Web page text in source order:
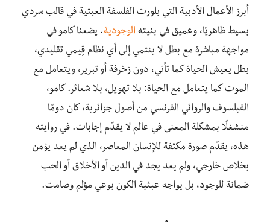
أبرز الأعمال الأدبية التي بلورت الفلسفة العبثية في قالب سردي
بسيط ظاهريًا، وعميق في بنيته الوجودية. يضعنا كامو في
مواجهة مباشرة مع بطل لا ينتمي إلى أي نظام قِيمي تقليدي،
بطل يعيش الحياة كما تأتي، دون زخرفة أو تبرير، ويتعامل مع
الموت كما يتعامل مع الحياة: بلا تهويل، بلا شعائر. كامو،
الفيلسوف والروائي الفرنسي من أصول جزائرية، كان دومًا
منشغلًا بمشكلة المعنى في عالم لا يقدّم إجابات. في روايته
هذه، يقدّم صورة مكثفة للإنسان المعاصر، الذي لم يعد يؤمن
بخلاص خارجي، ولم يعد يجد في الدين أو الأخلاق أو الحب
ضمانة للوجود، بل يواجه عبثية الكون بوعي مؤلم وصامت.